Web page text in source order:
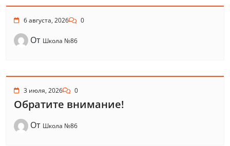
6 августа, 2026 0
От Школа №86
3 июля, 2026 0
Обратите внимание!
От Школа №86